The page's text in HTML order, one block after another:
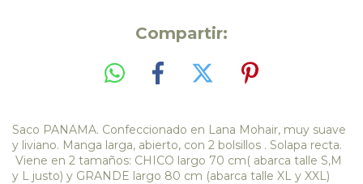
Compartir:
Saco PANAMA. Confeccionado en Lana Mohair, muy suave
y liviano. Manga larga, abierto, con 2 bolsillos . Solapa recta.
Viene en 2 tamaños: CHICO largo 70 cm( abarca talle S,M
y L justo) y GRANDE largo 80 cm (abarca talle XL y XXL)